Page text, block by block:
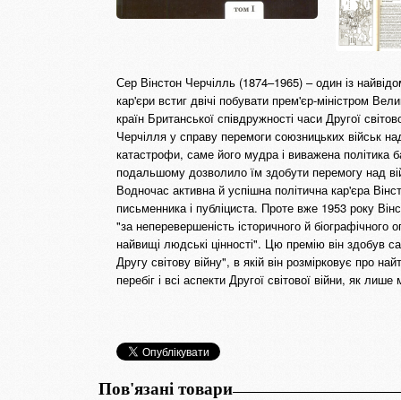
Сер Вінстон Черчілль (1874–1965) – один із
кар'єри встиг двічі побувати прем'єр-міністром
країн Британської співдружності часи Другої
Черчілля у справу перемоги союзницьких військ
катастрофи, саме його мудра і виважена
подальшому дозволило їм здобути перемогу над
Водночас активна й успішна політична кар'єра
письменника і публіциста. Проте вже 1953 року
"за неперевершеність історичного й
найвищі людські цінності". Цю премію він здобув
Другу світову війну", в якій він розмірковує про
перебіг і всі аспекти Другої світової війни, як
Пов'язані товари